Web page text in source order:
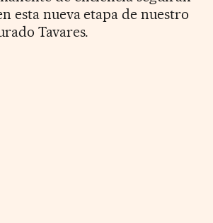
esta nueva etapa de nuestro
Tavares.